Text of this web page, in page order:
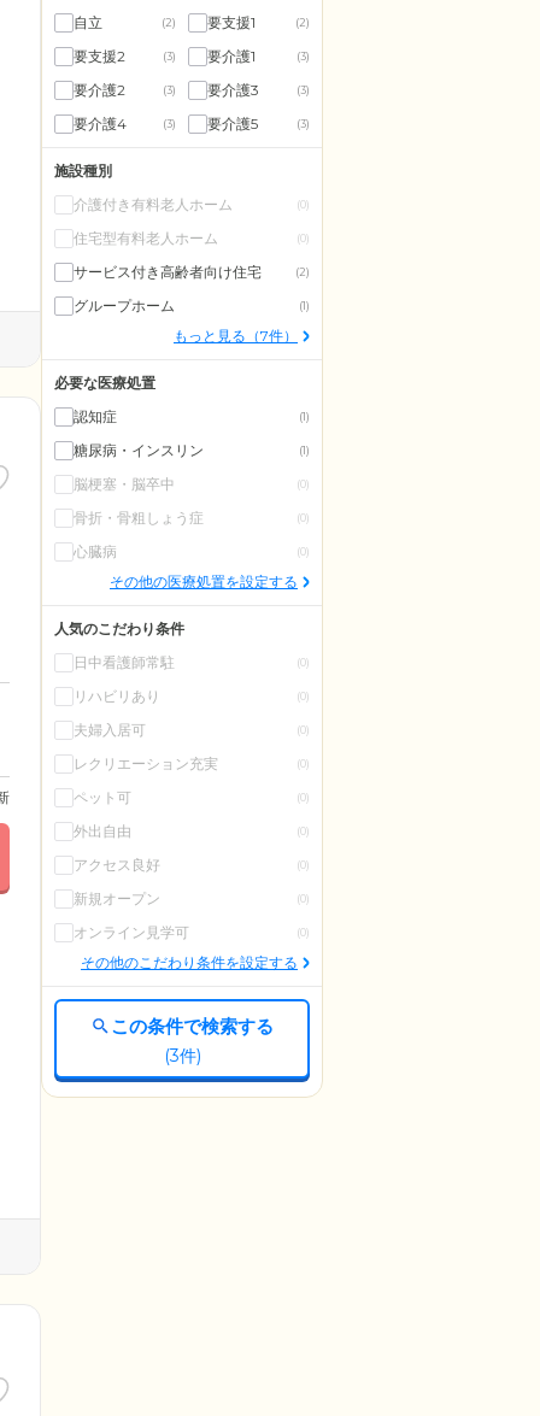
自立
(2) 要支援1 (2)
要支援2 (3) 要介護1 (3)
要介護2 (3) 要介護3 (3)
要介護4 (3) 要介護5 (3)
施設種別
介護付き有料老人ホーム
(0)
住宅型有料老人ホーム (0)
サービス付き高齢者向け住宅 (2)
グループホーム (1)
もっと見る（7件）
必要な医療処置
認知症
(1)
糖尿病・インスリン (1)
脳梗塞・脳卒中 (0)
骨折・骨粗しょう症 (0)
心臓病 (0)
その他の医療処置を設定する
人気のこだわり条件
日中看護師常駐
(0)
リハビリあり (0)
夫婦入居可 (0)
レクリエーション充実 (0)
ペット可 (0)
外出自由 (0)
アクセス良好 (0)
新規オープン (0)
オンライン見学可 (0)
その他のこだわり条件を設定する
この条件で検索する
(3件)